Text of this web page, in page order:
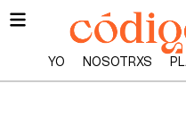
YO NOSOTRXS